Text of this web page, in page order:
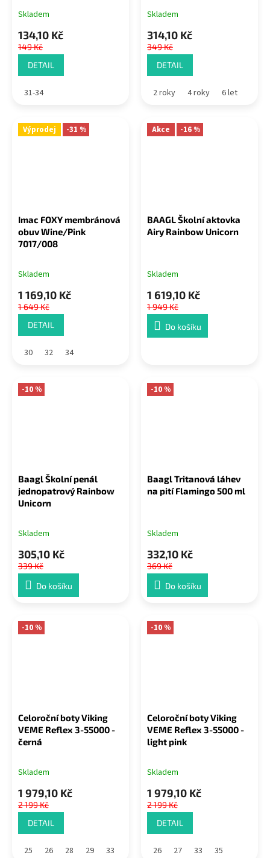
Skladem
134,10 Kč
149 Kč
DETAIL
31-34
Skladem
314,10 Kč
349 Kč
DETAIL
2 roky 4 roky 6 let
Výprodej -31 %
Imac FOXY membránová
obuv Wine/Pink
7017/008
Skladem
1 169,10 Kč
1 649 Kč
DETAIL
30 32 34
Akce -16 %
BAAGL Školní aktovka
Airy Rainbow Unicorn
Skladem
1 619,10 Kč
1 949 Kč
Do košíku
-10 %
Baagl Školní penál
jednopatrový Rainbow
Unicorn
Skladem
305,10 Kč
339 Kč
Do košíku
-10 %
Baagl Tritanová láhev
na pití Flamingo 500 ml
Skladem
332,10 Kč
369 Kč
Do košíku
-10 %
Celoroční boty Viking
VEME Reflex 3-55000 -
černá
Skladem
1 979,10 Kč
2 199 Kč
DETAIL
25 26 28 29 33
-10 %
Celoroční boty Viking
VEME Reflex 3-55000 -
light pink
Skladem
1 979,10 Kč
2 199 Kč
DETAIL
26 27 33 35